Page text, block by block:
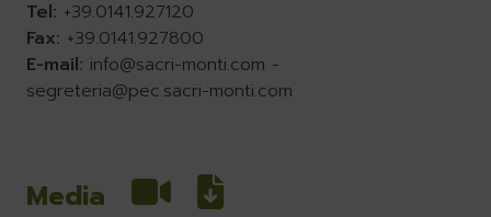
Tel: +39.0141.927120
Fax: +39.0141.927800
E-mail: info@sacri-monti.com -
segreteria@pec.sacri-monti.com
Media